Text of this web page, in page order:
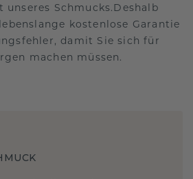
unseres Schmucks.Deshalb
kostenlose Garantie
damit Sie sich für
machen müssen.